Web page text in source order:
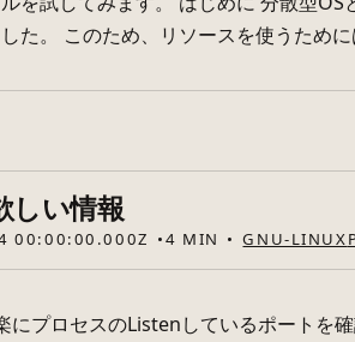
た。 このため、リソースを使うため
しい情報
00:00:00.000Z 4 MIN GNU-LINUX
にプロセスのListenしているポートを